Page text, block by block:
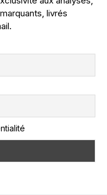
livrés